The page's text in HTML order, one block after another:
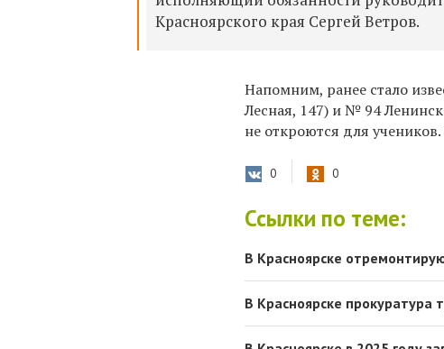
Красноярского края Сергей Ветров.
Напомним, ранее стало
Лесная, 147) и № 94
не откроются для
0 0
Ссылки по теме:
В Красноярске
В Красноярске прокуратура